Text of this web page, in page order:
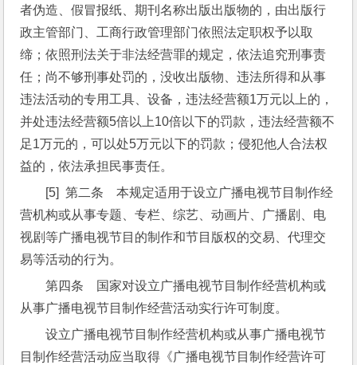
者伪造、假冒报纸、期刊名称出版出版物的，由出版行
政主管部门、工商行政管理部门依照法定职权予以取
缔；依照刑法关于非法经营罪的规定，依法追究刑事责
任；尚不够刑事处罚的，没收出版物、违法所得和从事
违法活动的专用工具、设备，违法经营额1万元以上的，
并处违法经营额5倍以上10倍以下的罚款，违法经营额不
足1万元的，可以处5万元以下的罚款；侵犯他人合法权
益的，依法承担民事责任。
[5]  第二条　本规定适用于设立广播电视节目制作经
营机构或从事专题、专栏、综艺、动画片、广播剧、电
视剧等广播电视节目的制作和节目版权的交易、代理交
易等活动的行为。
第四条　国家对设立广播电视节目制作经营机构或
从事广播电视节目制作经营活动实行许可制度。
设立广播电视节目制作经营机构或从事广播电视节
目制作经营活动应当取得《广播电视节目制作经营许可